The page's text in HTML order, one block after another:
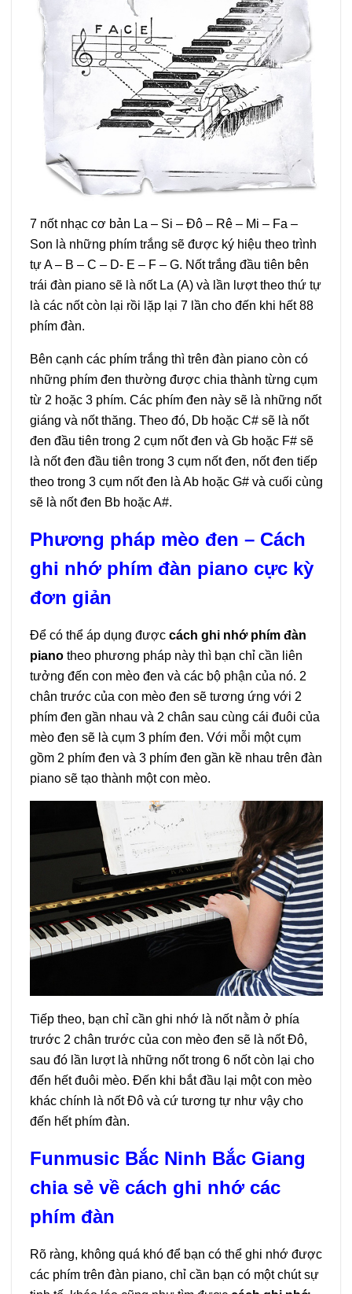
7 nốt nhạc cơ bản La – Si – Đô – Rê – Mi – Fa –
Son là những phím trắng sẽ được ký hiệu theo trình
tự A – B – C – D- E – F – G. Nốt trắng đầu tiên bên
trái đàn piano sẽ là nốt La (A) và lần lượt theo thứ tự
là các nốt còn lại rồi lặp lại 7 lần cho đến khi hết 88
phím đàn.
Bên cạnh các phím trắng thì trên đàn piano còn có
những phím đen thường được chia thành từng cụm
từ 2 hoặc 3 phím. Các phím đen này sẽ là những nốt
giáng và nốt thăng. Theo đó, Db hoặc C# sẽ là nốt
đen đầu tiên trong 2 cụm nốt đen và Gb hoặc F# sẽ
là nốt đen đầu tiên trong 3 cụm nốt đen, nốt đen tiếp
theo trong 3 cụm nốt đen là Ab hoặc G# và cuối cùng
sẽ là nốt đen Bb hoặc A#.
Phương pháp mèo đen – Cách
ghi nhớ phím đàn piano cực kỳ
đơn giản
Để có thể áp dụng được cách ghi nhớ phím đàn
piano theo phương pháp này thì bạn chỉ cần liên
tưởng đến con mèo đen và các bộ phận của nó. 2
chân trước của con mèo đen sẽ tương ứng với 2
phím đen gần nhau và 2 chân sau cùng cái đuôi của
mèo đen sẽ là cụm 3 phím đen. Với mỗi một cụm
gồm 2 phím đen và 3 phím đen gần kề nhau trên đàn
piano sẽ tạo thành một con mèo.
Tiếp theo, bạn chỉ cần ghi nhớ là nốt nằm ở phía
trước 2 chân trước của con mèo đen sẽ là nốt Đô,
sau đó lần lượt là những nốt trong 6 nốt còn lại cho
đến hết đuôi mèo. Đến khi bắt đầu lại một con mèo
khác chính là nốt Đô và cứ tương tự như vậy cho
đến hết phím đàn.
Funmusic Bắc Ninh Bắc Giang
chia sẻ về cách ghi nhớ các
phím đàn
Rõ ràng, không quá khó để bạn có thể ghi nhớ được
các phím trên đàn piano, chỉ cần bạn có một chút sự